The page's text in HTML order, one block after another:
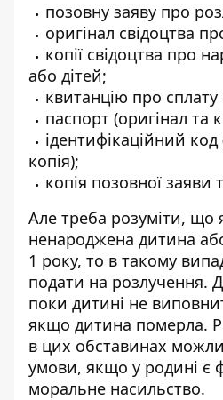
позовну заяву про
оригінал свідоцтва
копії свідоцтва про
або дітей;
квитанцію про сплату
паспорт (оригінал та
ідентифікаційний код
копія);
копія позовної заяви
Але треба розуміти, що
ненароджена дитина
1 року, то в такому
подати на розлучення.
поки дитині не
якщо дитина померла.
в цих обставинах
умови, якщо у родині є
моральне насильство.